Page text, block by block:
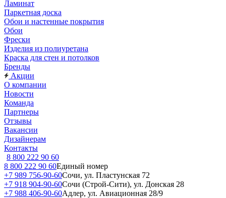
Ламинат
Паркетная доска
Обои и настенные покрытия
Обои
Фрески
Изделия из полиуретана
Краска для стен и потолков
Бренды
Акции
О компании
Новости
Команда
Партнеры
Отзывы
Вакансии
Дизайнерам
Контакты
8 800 222 90 60
8 800 222 90 60Единый номер
+7 989 756-90-60Сочи, ул. Пластунская 72
+7 918 904-90-60Сочи (Строй-Сити), ул. Донская 28
+7 988 406-90-60Адлер, ул. Авиационная 28/9